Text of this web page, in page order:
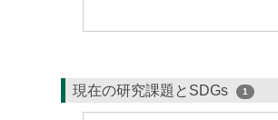
現在の研究課題とSDGs 1